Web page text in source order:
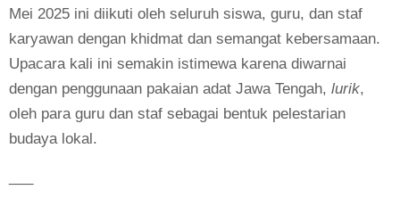
Mei 2025 ini diikuti oleh seluruh siswa, guru, dan staf
karyawan dengan khidmat dan semangat kebersamaan.
Upacara kali ini semakin istimewa karena diwarnai
dengan penggunaan pakaian adat Jawa Tengah, lurik,
oleh para guru dan staf sebagai bentuk pelestarian
budaya lokal.